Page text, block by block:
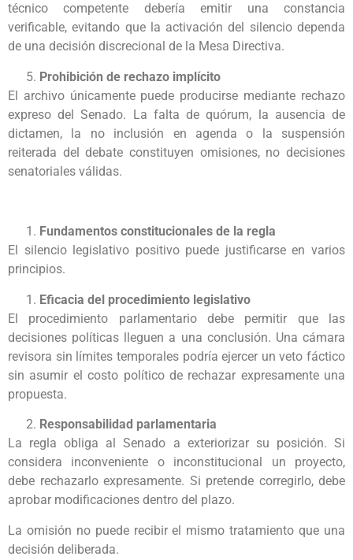
técnico competente debería emitir una constancia
verificable, evitando que la activación del silencio dependa
de una decisión discrecional de la Mesa Directiva.
Prohibición de rechazo implícito
El archivo únicamente puede producirse mediante rechazo
expreso del Senado. La falta de quórum, la ausencia de
dictamen, la no inclusión en agenda o la suspensión
reiterada del debate constituyen omisiones, no decisiones
senatoriales válidas.
Fundamentos constitucionales de la regla
El silencio legislativo positivo puede justificarse en varios
principios.
Eficacia del procedimiento legislativo
El procedimiento parlamentario debe permitir que las
decisiones políticas lleguen a una conclusión. Una cámara
revisora sin límites temporales podría ejercer un veto fáctico
sin asumir el costo político de rechazar expresamente una
propuesta.
Responsabilidad parlamentaria
La regla obliga al Senado a exteriorizar su posición. Si
considera inconveniente o inconstitucional un proyecto,
debe rechazarlo expresamente. Si pretende corregirlo, debe
aprobar modificaciones dentro del plazo.
La omisión no puede recibir el mismo tratamiento que una
decisión deliberada.